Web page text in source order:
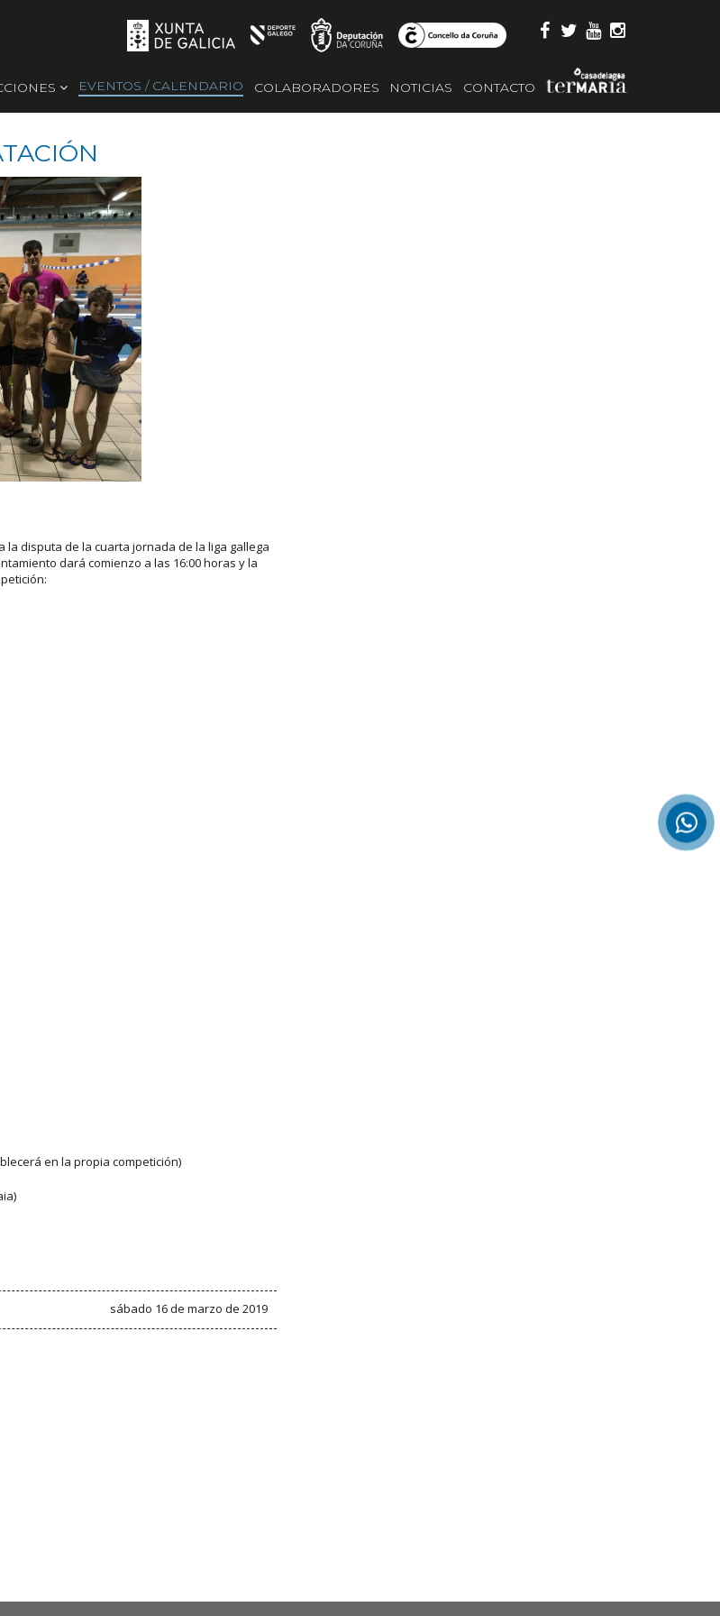
EVENTOS / CALENDARIO COLABORADORES NOTICIAS CONTACTO
disputa de la cuarta jornada de la liga gallega
dará comienzo a las 16:00 horas y la
en la propia competición)
sábado 16 de marzo de 2019